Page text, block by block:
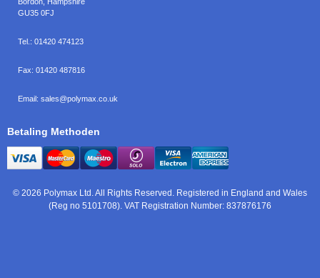
GU35 0FJ
Tel.: 01420 474123
Fax: 01420 487816
Email: sales@polymax.co.uk
Betaling Methoden
© 2026 Polymax Ltd. All Rights Reserved. Registered in England and Wales
(Reg no 5101708). VAT Registration Number: 837876176